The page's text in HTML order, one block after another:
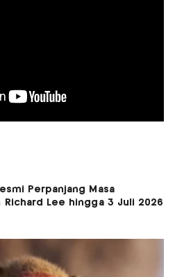
Perpanjang Masa
Richard Lee hingga 3 Juli 2026